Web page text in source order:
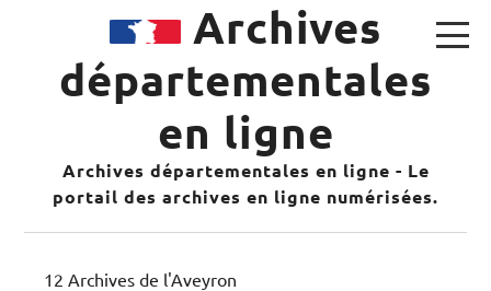
Archives
départementales
en ligne
Archives départementales en ligne - Le
portail des archives en ligne numérisées.
12 Archives de l'Aveyron